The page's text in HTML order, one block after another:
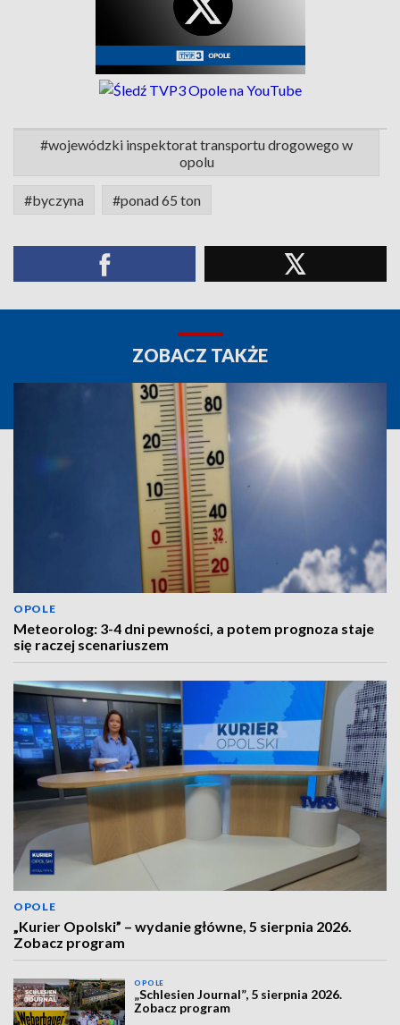
#wojewódzki inspektorat transportu drogowego w
opolu
#byczyna #ponad 65 ton
ZOBACZ TAKŻE
OPOLE
Meteorolog: 3-4 dni pewności, a potem prognoza staje
się raczej scenariuszem
OPOLE
„Kurier Opolski” – wydanie główne, 5 sierpnia 2026.
Zobacz program
OPOLE
„Schlesien Journal”, 5 sierpnia 2026.
Zobacz program